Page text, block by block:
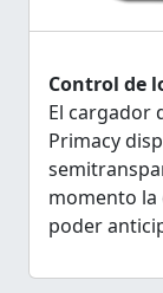
Control de
El cargador
Primacy
momento la
poder